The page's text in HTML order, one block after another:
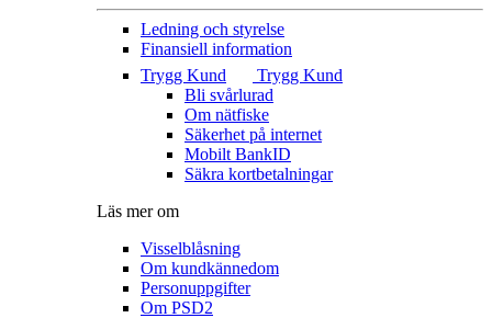
Ledning och styrelse
Finansiell information
Trygg Kund
Trygg Kund
Bli svårlurad
Om nätfiske
Säkerhet på internet
Mobilt BankID
Säkra kortbetalningar
Läs mer om
Visselblåsning
Om kundkännedom
Personuppgifter
Om PSD2